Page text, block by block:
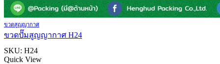
ขวดสูญญากาศ
ขวดปั๊มสูญญากาศ H24
SKU: H24
Quick View